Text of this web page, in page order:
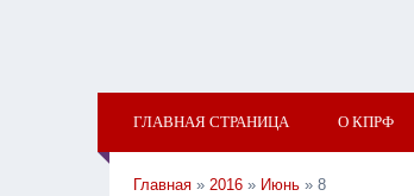
ГЛАВНАЯ СТРАНИЦА О КПРФ
Главная » 2016 » Июнь » 8